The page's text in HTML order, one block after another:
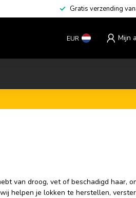
Gratis verzending
EUR Mijn
van droog, vet of beschadigd haar,
helpen je lokken te herstellen,